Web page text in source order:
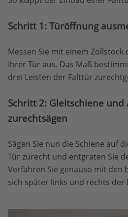
Schritt 1: Türöffnung
Messen Sie mit einem Zollstock
Ihrer Tür aus. Das Maß
drei Leisten der Falttür
Schritt 2: Gleitschiene und
zurechtsägen
Sägen Sie nun die Schiene auf
Tür zurecht und entgraten Sie
Verfahren Sie genauso mit den
sich später links und rechts